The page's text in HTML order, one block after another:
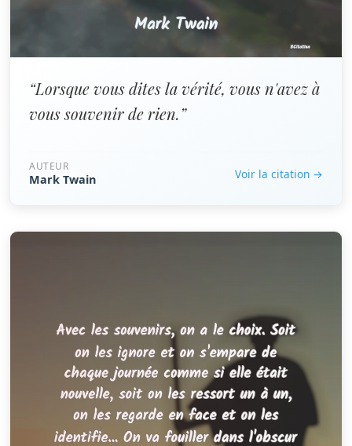
“Lorsque vous dites la vérité, vous n'avez à
vous souvenir de rien.”
AUTEUR
Mark Twain Voir la citation →